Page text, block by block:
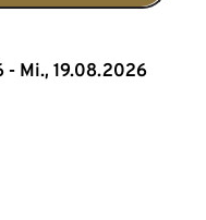
- Mi., 19.08.2026